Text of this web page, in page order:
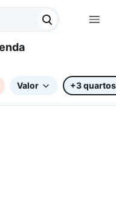
Valor +3 quartos